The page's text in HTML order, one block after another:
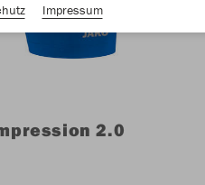
2.0
Impressum